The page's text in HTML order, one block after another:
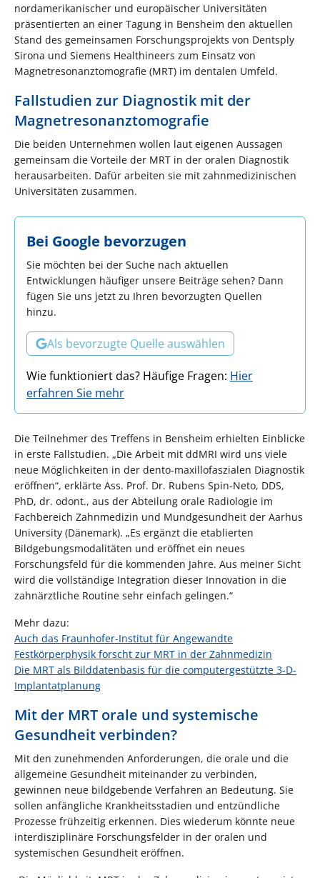
nordamerikanischer und europäischer Universitäten
präsentierten an einer Tagung in Bensheim den aktuellen
Stand des gemeinsamen Forschungsprojekts von Dentsply
Sirona und Siemens Healthineers zum Einsatz von
Magnetresonanztomografie (MRT) im dentalen Umfeld.
Fallstudien zur Diagnostik mit der
Magnetresonanztomografie
Die beiden Unternehmen wollen laut eigenen Aussagen
gemeinsam die Vorteile der MRT in der oralen Diagnostik
herausarbeiten. Dafür arbeiten sie mit zahnmedizinischen
Universitäten zusammen.
Bei Google bevorzugen
Sie möchten bei der Suche nach aktuellen
Entwicklungen häufiger unsere Beiträge sehen? Dann
fügen Sie uns jetzt zu Ihren bevorzugten Quellen
hinzu.
Als bevorzugte Quelle auswählen
Wie funktioniert das? Häufige Fragen: Hier
erfahren Sie mehr
Die Teilnehmer des Treffens in Bensheim erhielten Einblicke
in erste Fallstudien. „Die Arbeit mit ddMRI wird uns viele
neue Möglichkeiten in der dento-maxillofaszialen Diagnostik
eröffnen“, erklärte Ass. Prof. Dr. Rubens Spin-Neto, DDS,
PhD, dr. odont., aus der Abteilung orale Radiologie im
Fachbereich Zahnmedizin und Mundgesundheit der Aarhus
University (Dänemark). „Es ergänzt die etablierten
Bildgebungsmodalitäten und eröffnet ein neues
Forschungsfeld für die kommenden Jahre. Aus meiner Sicht
wird die vollständige Integration dieser Innovation in die
zahnärztliche Routine sehr einfach gelingen.“
Mehr dazu:
Auch das Fraunhofer-Institut für Angewandte
Festkörperphysik forscht zur MRT in der Zahnmedizin
Die MRT als Bilddatenbasis für die computergestützte 3-D-
Implantatplanung
Mit der MRT orale und systemische
Gesundheit verbinden?
Mit den zunehmenden Anforderungen, die orale und die
allgemeine Gesundheit miteinander zu verbinden,
gewinnen neue bildgebende Verfahren an Bedeutung. Sie
sollen anfängliche Krankheitsstadien und entzündliche
Prozesse frühzeitig erkennen. Dies wiederum könnte neue
interdisziplinäre Forschungsfelder in der oralen und
systemischen Gesundheit eröffnen.